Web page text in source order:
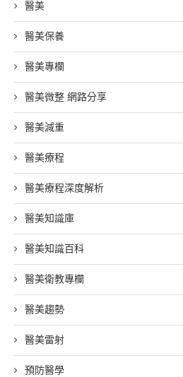
醫美
醫美保養
醫美專欄
醫美微整 網路分享
醫美減重
醫美療程
醫美療程深度解析
醫美知識庫
醫美知識百科
醫美衛教專欄
醫美趨勢
醫美雷射
預防醫學